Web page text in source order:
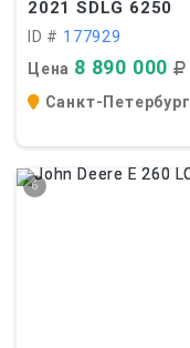
2021 SDLG 6250
ID # 177929
Цена 8 890 000
Санкт-Петербург
6